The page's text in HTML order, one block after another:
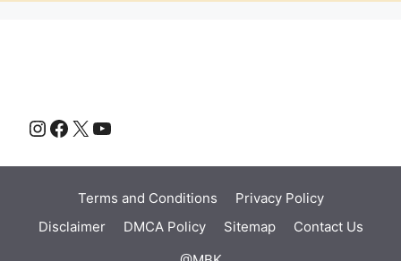
Instagram
Facebook
X YouTube
Terms and Conditions
Privacy Policy
Disclaimer
DMCA Policy Sitemap
Contact Us